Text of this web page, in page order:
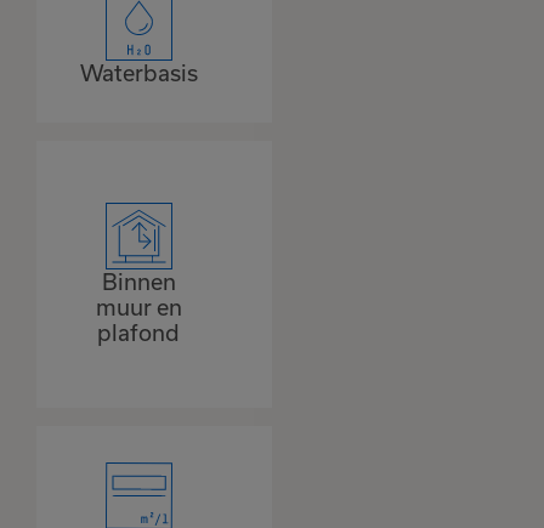
Waterbasis
Binnen
muur en
plafond